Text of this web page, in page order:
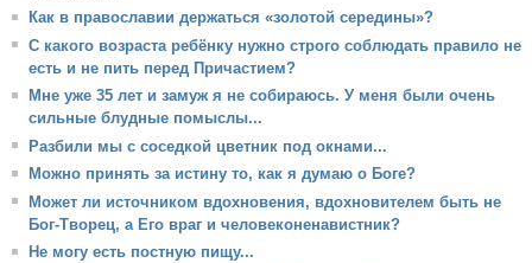
Как в православии держаться «золотой середины»?
С какого возраста ребёнку нужно строго соблюдать правило не
есть и не пить перед Причастием?
Мне уже 35 лет и замуж я не собираюсь. У меня были очень
сильные блудные помыслы...
Разбили мы с соседкой цветник под окнами...
Можно принять за истину то, как я думаю о Боге?
Может ли источником вдохновения, вдохновителем быть не
Бог-Творец, а Его враг и человеконенавистник?
Не могу есть постную пищу...